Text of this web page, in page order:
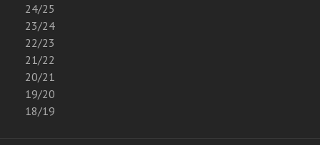
24/25
23/24
22/23
21/22
20/21
19/20
18/19